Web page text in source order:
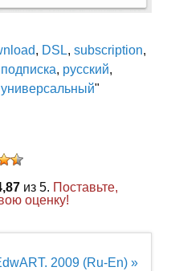
, DSL, subscription,
подписка, русский,
универсальный"
из 5. Поставьте,
оценку!
2009 (Ru-En) »